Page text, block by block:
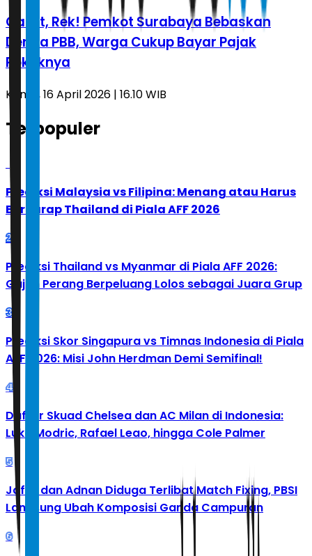
Catat, Rek! Pemkot Surabaya Bebaskan
Denda PBB, Warga Cukup Bayar Pajak
Pokoknya
Kamis, 16 April 2026 | 16.10 WIB
Terpopuler
Prediksi Malaysia vs Filipina: Menang atau Harus
Berharap Thailand di Piala AFF 2026
2
Prediksi Thailand vs Myanmar di Piala AFF 2026:
Gajah Perang Berpeluang Lolos sebagai Juara Grup
3
Prediksi Skor Singapura vs Timnas Indonesia di Piala
AFF 2026: Misi John Herdman Demi Semifinal!
4
Daftar Skuad Chelsea dan AC Milan di Indonesia:
Luka Modric, Rafael Leao, hingga Cole Palmer
5
Jafar dan Adnan Diduga Terlibat Match Fixing, PBSI
Langsung Ubah Komposisi Ganda Campuran
6